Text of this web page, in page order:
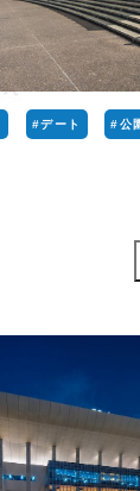
#デート #公